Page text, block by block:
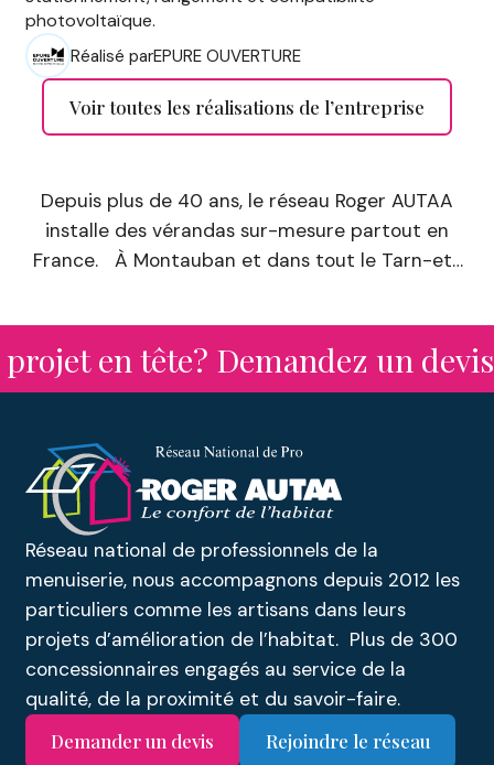
photovoltaïque.
Réalisé parEPURE OUVERTURE
Voir toutes les réalisations de l’entreprise
Depuis plus de 40 ans, le réseau Roger AUTAA
installe des vérandas sur-mesure partout en
France. À Montauban et dans tout le Tarn-et-
vous accompagnent dans vos projets
d’extension avec des solutions personnalisées :
vérandas à toit plat, vérandas aluminium, abris
en tête? Demandez un devis à
Réseau national de professionnels de la
menuiserie, nous accompagnons depuis 2012 les
particuliers comme les artisans dans leurs
projets d’amélioration de l’habitat. Plus de 300
concessionnaires engagés au service de la
qualité, de la proximité et du savoir-faire.
Demander un devis
Rejoindre le réseau